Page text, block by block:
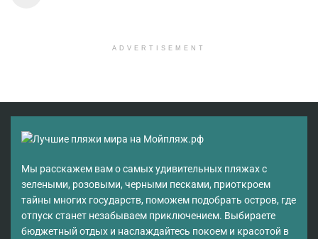
ADVERTISEMENT
Мы расскажем вам о самых удивительных пляжах с
зелеными, розовыми, черными песками, приоткроем
тайны многих государств, поможем подобрать остров, где
отпуск станет незабываем приключением. Выбираете
бюджетный отдых и наслаждайтесь покоем и красотой в